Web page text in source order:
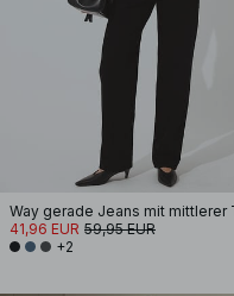
41,96 EUR 59,95 EUR
+2